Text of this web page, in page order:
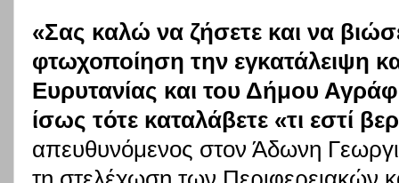
«Σας καλώ να ζήσετε και να
φτωχοποίηση την εγκατάλειψη
Ευρυτανίας και του Δήμου
ίσως τότε καταλάβετε «τι εστί
απευθυνόμενος στον Άδωνη